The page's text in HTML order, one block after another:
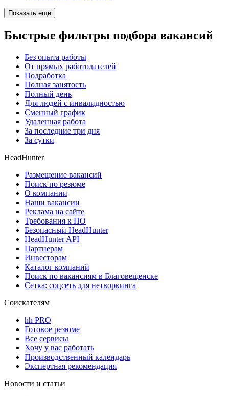
Показать ещё
Быстрые фильтры подбора вакансий
Без опыта работы
От прямых работодателей
Подработка
Полная занятость
Полный день
Для людей с инвалидностью
Сменный график
Удаленная работа
За последние три дня
За сутки
HeadHunter
Размещение вакансий
Поиск по резюме
О компании
Наши вакансии
Реклама на сайте
Требования к ПО
Безопасный HeadHunter
HeadHunter API
Партнерам
Инвесторам
Каталог компаний
Поиск по вакансиям в Благовещенске
Сетка: соцсеть для нетворкинга
Соискателям
hh PRO
Готовое резюме
Все сервисы
Хочу у вас работать
Производственный календарь
Экспертная рекомендация
Новости и статьи